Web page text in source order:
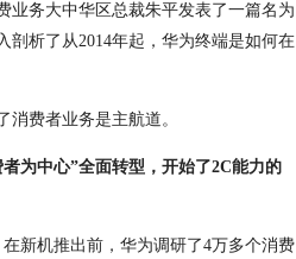
业务大中华区总裁朱平发表了一篇名为
剖析了从2014年起，华为终端是如何在
消费者业务是主航道。
为中心”全面转型，开始了2C能力的
新机推出前，华为调研了4万多个消费